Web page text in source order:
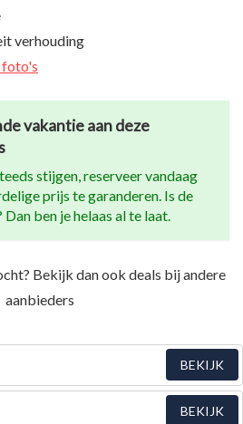
verhouding
foto's
vakantie aan deze
stijgen, reserveer vandaag
prijs te garanderen. Is de
ben je helaas al te laat.
Bekijk dan ook deals bij andere
aanbieders
BEKIJK
BEKIJK